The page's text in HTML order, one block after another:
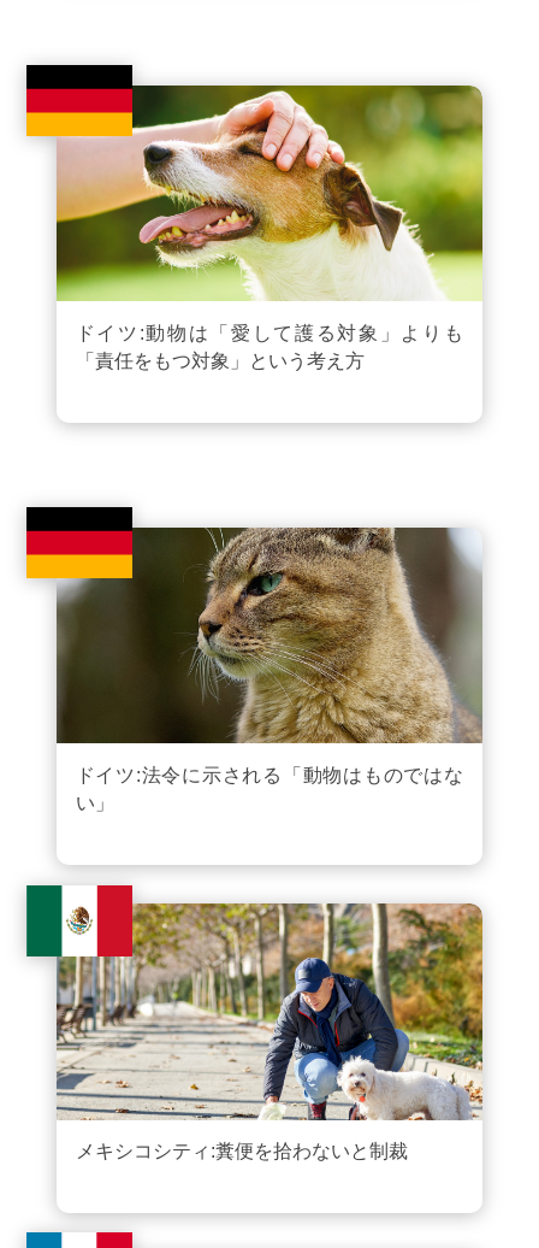
ドイツ:動物は「愛して護る対象」よりも
「責任をもつ対象」という考え方
ドイツ:法令に示される「動物はものではな
い」
メキシコシティ:糞便を拾わないと制裁